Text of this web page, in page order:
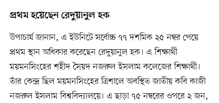
প্রথম হয়েছেন রেদুয়ানুল হক
উপাচার্য জানান, এ ইউনিটে সর্বোচ্চ ৭৭ দশমিক ২৫ নম্বর পেয়ে
প্রথম স্থান অধিকার করেছেন রেদুয়ানুল হক। এ শিক্ষার্থী
ময়মনসিংহের শহীদ সৈয়দ নজরুল ইসলাম কলেজের শিক্ষার্থী।
তাঁর কেন্দ্র ছিল ময়মনসিংহের ত্রিশালে অবস্থিত জাতীয় কবি কাজী
নজরুল ইসলাম বিশ্ববিদ্যালয়ে। এ ছাড়া ৭৫ নম্বরের ওপরে ২ জন,